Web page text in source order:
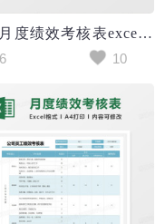
员工月度绩效考核表excel模板
10